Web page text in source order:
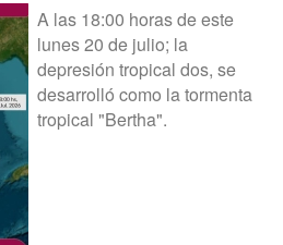
A las 18:00 horas de este
lunes 20 de julio; la
depresión tropical dos, se
desarrolló como la tormenta
tropical "Bertha".